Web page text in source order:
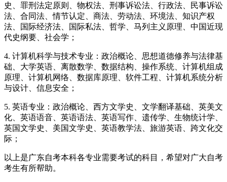
史、罪刑法定原则、物权法、刑事诉讼法、行政法、民事诉讼
法、合同法、情节认定、商法、劳动法、环境法、知识产权
法、国际经济法、国际私法、哲学、马列主义原理、中国近现
代史纲要、社会学；
4. 计算机科学与技术专业：政治概论、思想道德修养与法律基
础、大学英语、离散数学、数据结构、操作系统、计算机组成
原理、计算机网络、数据库原理、软件工程、计算机系统分析
与设计、信息安全；
5. 英语专业：政治概论、西方文学史、文学翻译基础、英美文
化、英语语音、英语语法、英语写作、遗传学、生物统计学、
英国文学史、美国文学史、英语教学法、旅游英语、跨文化交
际；
以上是广东自考本科各专业需要考试的科目，希望对广大自考
考生有所帮助。